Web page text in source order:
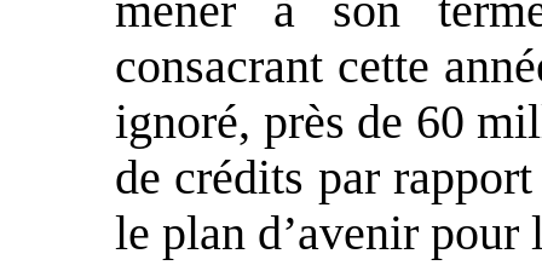
mener à son
consacrant cette
ignoré, près de 60
de crédits par
le plan d’avenir pour